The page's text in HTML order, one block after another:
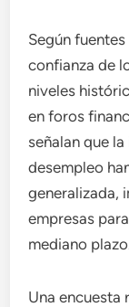
Según
confianza de
niveles
en foros
señalan que
desempleo
generalizada,
empresas
mediano
Una encuesta